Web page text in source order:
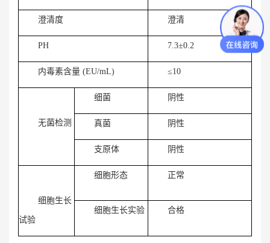
澄清度 澄清
PH 7.3±0.2
内毒素含量 (EU/mL) ≤10
无菌检测
细菌 阴性
真菌 阴性
支原体 阴性
细胞生长
试验
细胞形态 正常
细胞生长实验 合格